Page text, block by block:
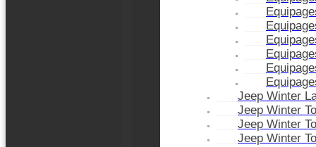
Jeep Winter
Jeep Winter
Jeep Winter
Jeep Winter